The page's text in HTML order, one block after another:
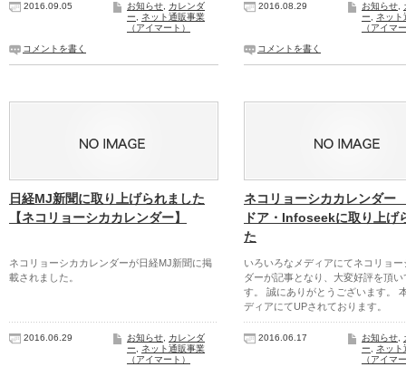
2016.09.05 お知らせ
カレンダ
ー
ネット通販事業
（アイマート）
コメントを書く
2016.08.29 お知らせ
ー
ネット
（アイマ
コメントを書く
日経MJ新聞に取り上げられました
【ネコリョーシカカレンダー】
ネコリョーシカカレンダーが日経MJ新聞に掲
載されました。
2016.06.29 お知らせ
カレンダ
ー
ネット通販事業
（アイマート）
ネコリョーシカカレンダ
ドア・Infoseekに取り上げ
た
いろいろなメディアにてネコリョ
ダーが記事となり、大変好評を頂い
す。 誠にありがとうございます。
ディアにてUPされております。
2016.06.17 お知らせ
ー
ネット
（アイマ